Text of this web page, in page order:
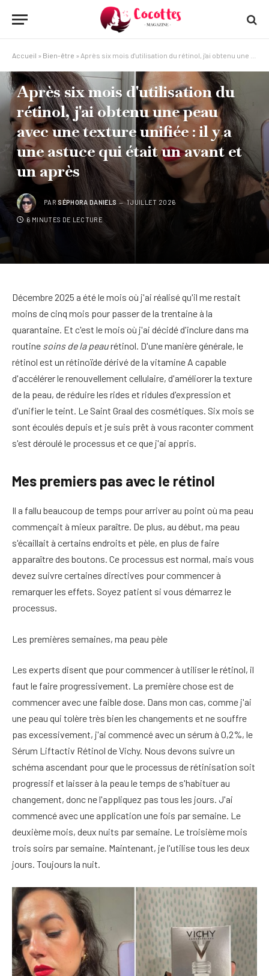
Accueil » Bien-être » Après six mois d'utilisation du rétinol, j'ai obtenu une peau avec une texture unifiée : il y a une astuce qui était un avant et un après
Après six mois d'utilisation du
rétinol, j'ai obtenu une peau
avec une texture unifiée : il y a
une astuce qui était un avant et
un après
PAR SÉPHORA DANIELS 1 JUILLET 2026
6 MINUTES DE LECTURE
Décembre 2025 a été le mois où j'ai réalisé qu'il me restait
moins de cinq mois pour passer de la trentaine à la
quarantaine. Et c'est le mois où j'ai décidé d'inclure dans ma
routine soins de la peaurétinol. D'une manière générale, le
rétinol est un rétinoïde dérivé de la vitamine A capable
d'accélérer le renouvellement cellulaire, d'améliorer la texture
de la peau, de réduire les rides et ridules d'expression et
d'unifier le teint. Le Saint Graal des cosmétiques. Six mois se
sont écoulés depuis et je suis prêt à vous raconter comment
s'est déroulé le processus et ce que j'ai appris.
Mes premiers pas avec le rétinol
Il a fallu beaucoup de temps pour arriver au point où ma peau
commençait à mieux paraître. De plus, au début, ma peau
s'écaillait à certains endroits et pèle, en plus de faire
apparaître des boutons. Ce processus est normal, mais vous
devez suivre certaines directives pour commencer à
remarquer les effets. Soyez patient si vous démarrez le
processus.
Les premières semaines, ma peau pèle
Les experts disent que pour commencer à utiliser le rétinol, il
faut le faire progressivement. La première chose est de
commencer avec une faible dose. Dans mon cas, comme j'ai
une peau qui tolère très bien les changements et ne souffre
pas excessivement, j'ai commencé avec un sérum à 0,2%, le
Sérum Liftactiv Rétinol de Vichy. Nous devons suivre un
schéma ascendant pour que le processus de rétinisation soit
progressif et laisser à la peau le temps de s'habituer au
changement, donc ne l'appliquez pas tous les jours. J'ai
commencé avec une application une fois par semaine. Le
deuxième mois, deux nuits par semaine. Le troisième mois
trois soirs par semaine. Maintenant, je l'utilise tous les deux
jours. Toujours la nuit.